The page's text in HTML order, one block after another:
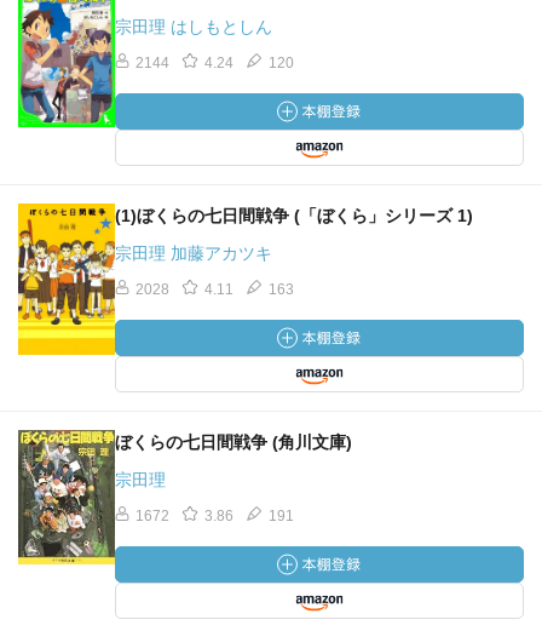
宗田理 はしもとしん
2144 4.24 120
(1)ぼくらの七日間戦争 (「ぼくら」シリーズ 1)
宗田理 加藤アカツキ
2028 4.11 163
ぼくらの七日間戦争 (角川文庫)
宗田理
1672 3.86 191